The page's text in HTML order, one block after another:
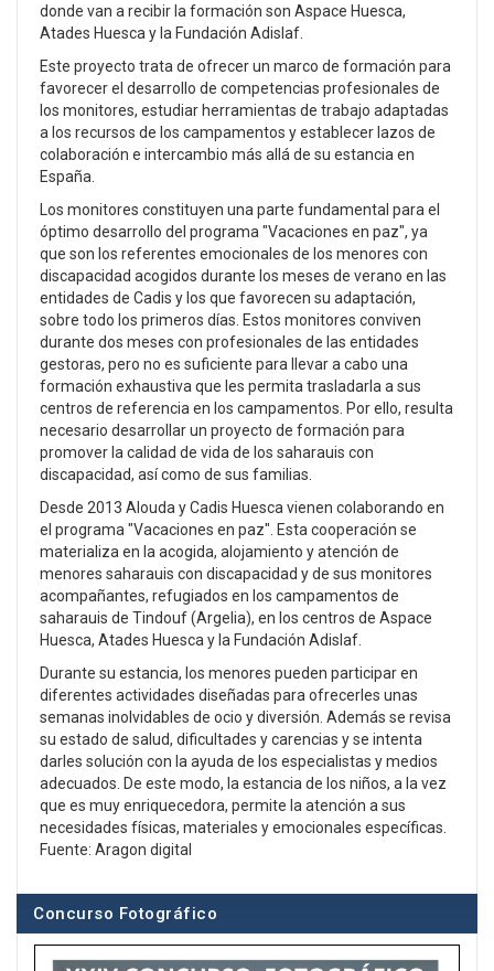
donde van a recibir la formación son Aspace Huesca,
Atades Huesca y la Fundación Adislaf.
Este proyecto trata de ofrecer un marco de formación para
favorecer el desarrollo de competencias profesionales de
los monitores, estudiar herramientas de trabajo adaptadas
a los recursos de los campamentos y establecer lazos de
colaboración e intercambio más allá de su estancia en
España.
Los monitores constituyen una parte fundamental para el
óptimo desarrollo del programa "Vacaciones en paz", ya
que son los referentes emocionales de los menores con
discapacidad acogidos durante los meses de verano en las
entidades de Cadis y los que favorecen su adaptación,
sobre todo los primeros días. Estos monitores conviven
durante dos meses con profesionales de las entidades
gestoras, pero no es suficiente para llevar a cabo una
formación exhaustiva que les permita trasladarla a sus
centros de referencia en los campamentos. Por ello, resulta
necesario desarrollar un proyecto de formación para
promover la calidad de vida de los saharauis con
discapacidad, así como de sus familias.
Desde 2013 Alouda y Cadis Huesca vienen colaborando en
el programa "Vacaciones en paz". Esta cooperación se
materializa en la acogida, alojamiento y atención de
menores saharauis con discapacidad y de sus monitores
acompañantes, refugiados en los campamentos de
saharauis de Tindouf (Argelia), en los centros de Aspace
Huesca, Atades Huesca y la Fundación Adislaf.
Durante su estancia, los menores pueden participar en
diferentes actividades diseñadas para ofrecerles unas
semanas inolvidables de ocio y diversión. Además se revisa
su estado de salud, dificultades y carencias y se intenta
darles solución con la ayuda de los especialistas y medios
adecuados. De este modo, la estancia de los niños, a la vez
que es muy enriquecedora, permite la atención a sus
necesidades físicas, materiales y emocionales específicas.
Fuente: Aragon digital
Concurso Fotográfico